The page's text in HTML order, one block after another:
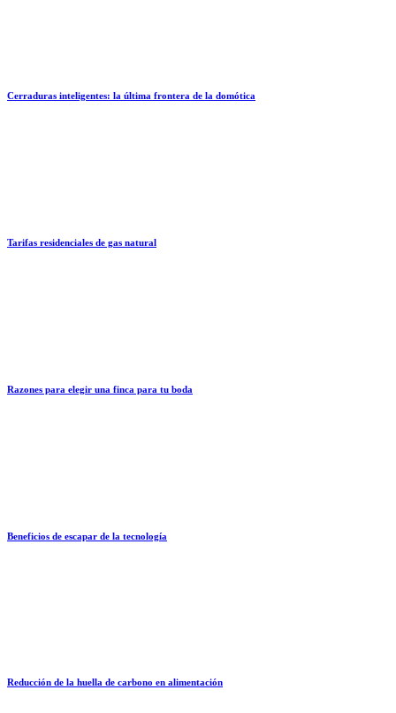
Cerraduras inteligentes: la última frontera de la domótica
Tarifas residenciales de gas natural
Razones para elegir una finca para tu boda
Beneficios de escapar de la tecnología
Reducción de la huella de carbono en alimentación